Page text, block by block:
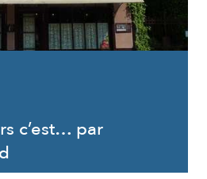
c’est… par